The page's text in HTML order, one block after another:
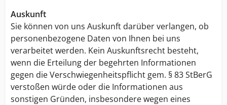
Auskunft
Sie können von uns Auskunft darüber verlangen, ob
personenbezogene Daten von Ihnen bei uns
verarbeitet werden. Kein Auskunftsrecht besteht,
wenn die Erteilung der begehrten Informationen
gegen die Verschwiegenheitspflicht gem. § 83 StBerG
verstoßen würde oder die Informationen aus
sonstigen Gründen, insbesondere wegen eines